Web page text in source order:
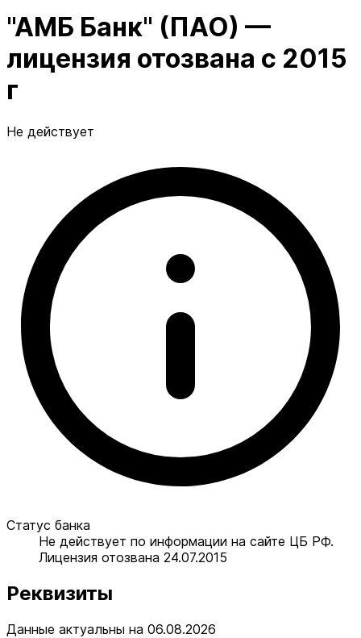
"АМБ Банк" (ПАО) —
лицензия отозвана с 2015
г
Не действует
Статус банка
Не действует по информации на сайте ЦБ РФ.
Лицензия отозвана 24.07.2015
Реквизиты
Данные актуальны на 06.08.2026